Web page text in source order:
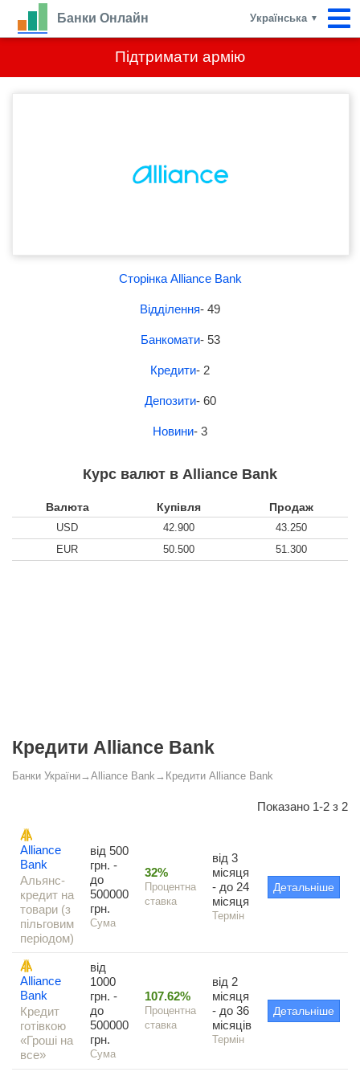
Підтримати армію
Банки Онлайн Українська ▼
Сторінка Alliance Bank
Відділення- 49
Банкомати- 53
Кредити- 2
Депозити- 60
Новини- 3
Курс валют в Alliance Bank
Валюта Купівля Продаж
USD 42.900
43.250
EUR
50.500 51.300
Кредити Alliance Bank
Банки України→ Alliance Bank → Кредити Alliance Bank
Показано 1-2 з 2
Alliance
Bank
Альянс-
кредит на
товари (з
пільговим
періодом)
від 500
грн. -
до
500000
грн.
Сума
32%
Процентна
ставка
від 3
місяця
- до 24
місяця
Термін
Детальніше
Alliance
Bank
Кредит
готівкою
«Гроші на
все»
від
1000
грн. -
до
500000
грн.
Сума
107.62%
Процентна
ставка
від 2
місяця
- до 36
місяців
Термін
Детальніше